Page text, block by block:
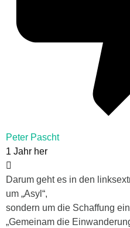
Peter Pascht
1 Jahr her
Darum geht es in den
um „Asyl“,
sondern um die Schaffung
„Gemeinam die